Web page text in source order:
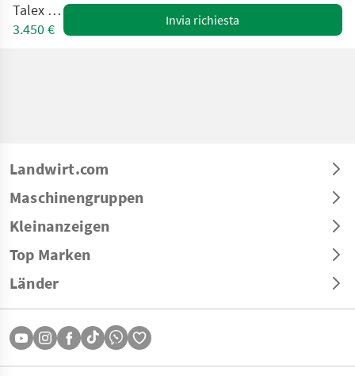
Talex I101
3.450 €
Invia richiesta
Landwirt.com
Maschinengruppen
Kleinanzeigen
Top Marken
Länder